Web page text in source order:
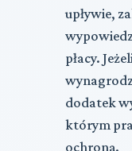
upływie,
płacy.
dodatek
którym
ochroną.